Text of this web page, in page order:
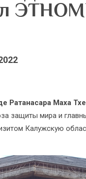
Ратанасара Маха
защиты мира и
Калужскую